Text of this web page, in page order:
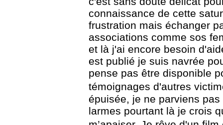
connaissance de cette
frustration mais échanger
associations comme sos
et là j'ai encore besoin
est publié je suis navrée
pense pas être disponible
témoignages d'autres
épuisée, je ne parviens
larmes pourtant là je crois